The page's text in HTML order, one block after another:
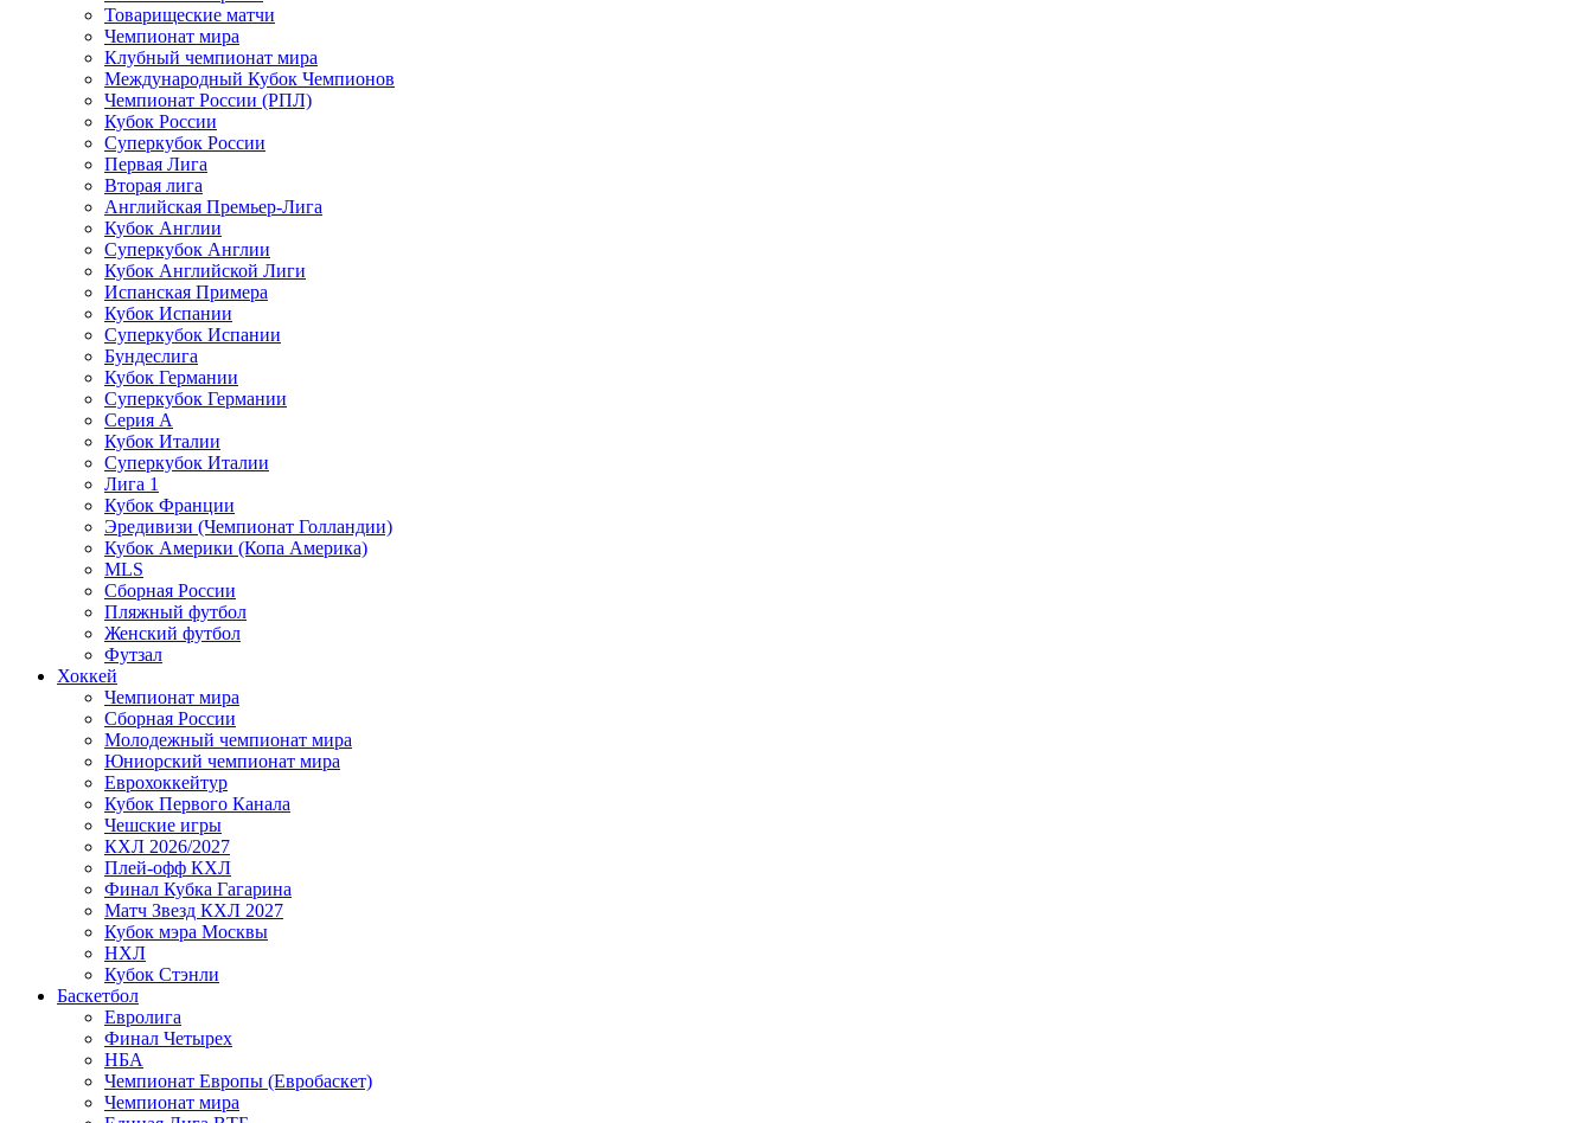
Товарищеские матчи
Чемпионат мира
Клубный чемпионат мира
Международный Кубок Чемпионов
Чемпионат России (РПЛ)
Кубок России
Суперкубок России
Первая Лига
Вторая лига
Английская Премьер-Лига
Кубок Англии
Суперкубок Англии
Кубок Английской Лиги
Испанская Примера
Кубок Испании
Суперкубок Испании
Бундеслига
Кубок Германии
Суперкубок Германии
Серия А
Кубок Италии
Суперкубок Италии
Лига 1
Кубок Франции
Эредивизи (Чемпионат Голландии)
Кубок Америки (Копа Америка)
MLS
Сборная России
Пляжный футбол
Женский футбол
Футзал
Хоккей
Чемпионат мира
Сборная России
Молодежный чемпионат мира
Юниорский чемпионат мира
Еврохоккейтур
Кубок Первого Канала
Чешские игры
КХЛ 2026/2027
Плей-офф КХЛ
Финал Кубка Гагарина
Матч Звезд КХЛ 2027
Кубок мэра Москвы
НХЛ
Кубок Стэнли
Баскетбол
Евролига
Финал Четырех
НБА
Чемпионат Европы (Евробаскет)
Чемпионат мира